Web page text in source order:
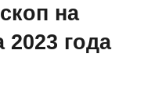
на
2023 года